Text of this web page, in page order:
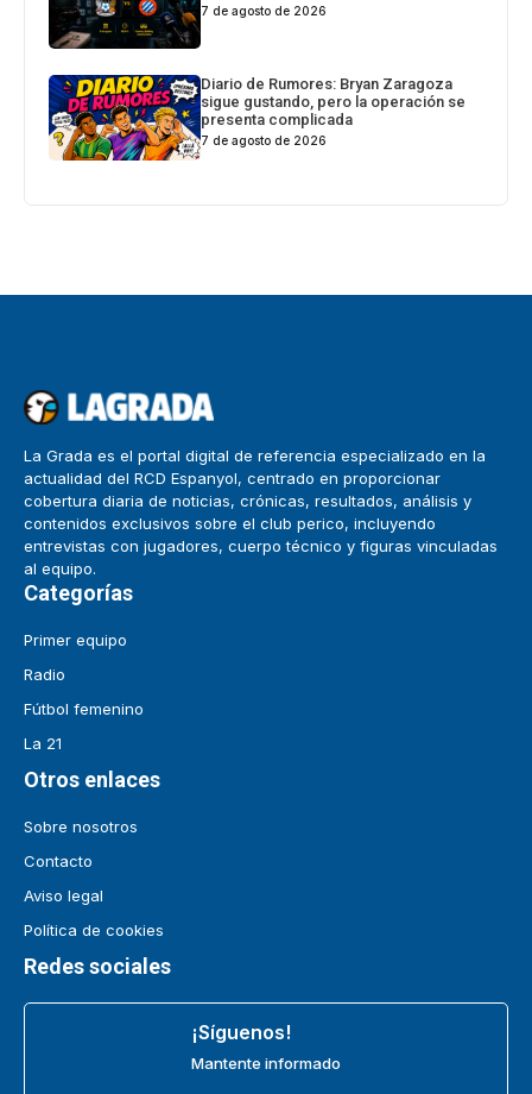
7 de agosto de 2026
Diario de Rumores: Bryan Zaragoza
sigue gustando, pero la operación se
presenta complicada
7 de agosto de 2026
La Grada es el portal digital de referencia especializado en la
actualidad del RCD Espanyol, centrado en proporcionar
cobertura diaria de noticias, crónicas, resultados, análisis y
contenidos exclusivos sobre el club perico, incluyendo
entrevistas con jugadores, cuerpo técnico y figuras vinculadas
al equipo.
Categorías
Primer equipo
Radio
Fútbol femenino
La 21
Otros enlaces
Sobre nosotros
Contacto
Aviso legal
Política de cookies
Redes sociales
¡Síguenos!
Mantente informado